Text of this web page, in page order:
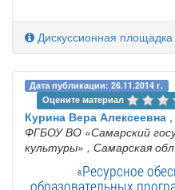
Дискуссионная площадка
Дата публикации: 26.11.2014 г.
Оцените материал
Курина Вера Алексеевна
ФГБОУ ВО «Самарский
культуры» , Самарская обл
«Ресурсное
образовательных